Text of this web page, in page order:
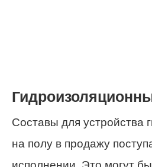
Составы для устройства
на полу в продажу